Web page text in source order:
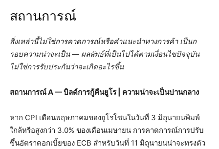
สถานการณ์
สิ่งเหล่านี้ไม่ใช่การคาดการณ์หรือคำแนะนำทางการค้า เป็นก
รอบความน่าจะเป็น — ผลลัพธ์ที่เป็นไปได้ตามเงื่อนไขปัจจุบัน
ไม่ใช่การรับประกันว่าจะเกิดอะไรขึ้น
สถานการณ์ A — บิลด์การกู้คืนยูโร | ความน่าจะเป็นปานกลาง
หาก CPI เดือนพฤษภาคมของยูโรโซนในวันที่ 3 มิถุนายนพิมพ์
ใกล้หรือสูงกว่า 3.0% ของเดือนเมษายน การคาดการณ์การปรับ
ขึ้นอัตราดอกเบี้ยของ ECB สำหรับวันที่ 11 มิถุนายนน่าจะทรงตัว